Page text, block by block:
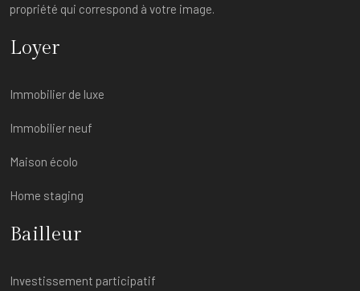
propriété qui correspond à votre image.
Loyer
Immobilier de luxe
Immobilier neuf
Maison écolo
Home staging
Bailleur
Investissement participatif